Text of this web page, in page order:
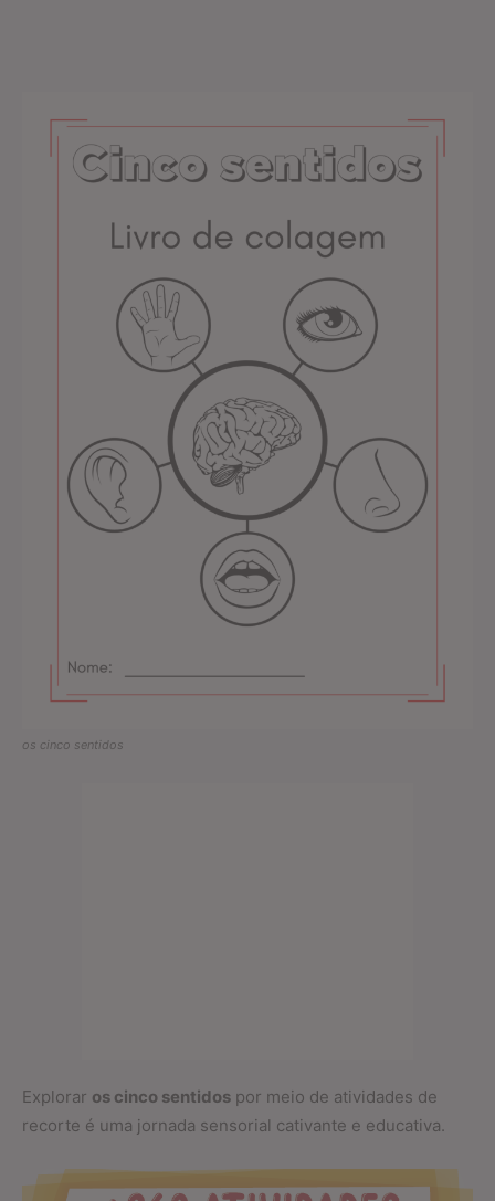
os cinco sentidos
Explorar os cinco sentidos por meio de atividades de
recorte é uma jornada sensorial cativante e educativa.